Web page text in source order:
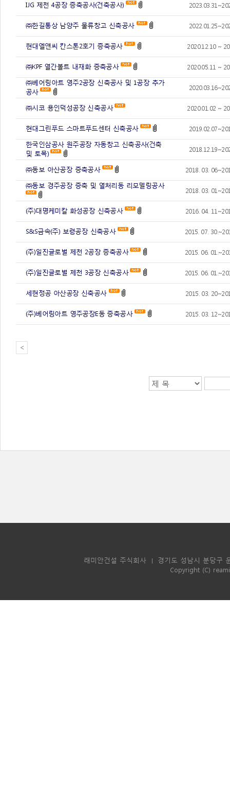
IJG 제천 4공장 증축공사(건축공사)
㈜한길통상 남양주 물류창고 신축공사
현대엘앤씨 칸스톤2호기 증축공사 2020.12.10 ~
㈜KPF 열간볼트 내재화 증축공사 2020.05.11 ~
㈜베어링아트 영주2공장 신축공사 및 1공장 추가
공사
㈜시코 용인덕성공장 신축공사 2020.01.02 ~
현대그린푸드 스마트푸드센터 신축공사
한국인삼공사 원주공장 자동창고 신축공사(건축
및 토목)
㈜동보 아산공장 증축공사 2018. 03.
㈜동보 경주공장 증축 및 열처리동 리모델링공사
2018. 03.
(주)대명케미칼 화성공장 신축공사 2016. 04.
S&S금속(주) 보령공장 신축공사 2015. 07.
(주)일진글로벌 제천 2공장 증축공사 2015. 06.
(주)일진글로벌 제천 3공장 신축공사 2015. 06.
세현정공 아산공장 신축공사 2015. 03.
(주)베어링아트 영주공장E동 증축공사 2015. 03.
<
래미안건설 주식회사
경기도 성남시 분당구
Copyright (C)